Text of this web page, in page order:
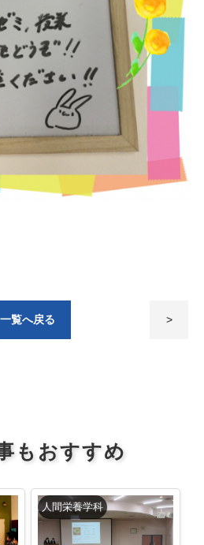
一覧へ戻る >
もおすすめ
人間栄養学科